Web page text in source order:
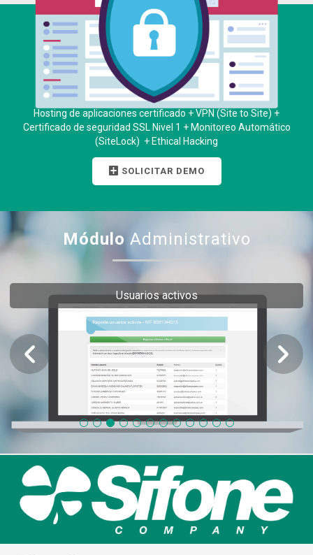
Hosting de aplicaciones certificado + VPN (Site to Site) +
Certificado de seguridad SSL Nivel 1 + Monitoreo Automático
(SiteLock) + Ethical Hacking
SOLICITAR DEMO
Módulo Administrativo
Usuarios activos